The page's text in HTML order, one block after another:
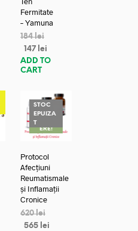
Fermitate
– Yamuna
184lei
147 lei
ADD TO
CART
STOC
EPUIZA
TREDUC
ERE!
Protocol
Afecțiuni
Reumatismale
și Inflamații
Cronice
620lei
565 lei